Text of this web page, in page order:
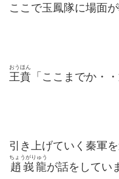
ここで玉鳳隊に場面が
王賁
おうほん
「ここまでか・
引き上げていく秦軍
趙峩龍
ちょうがりゅう
が話をしてい